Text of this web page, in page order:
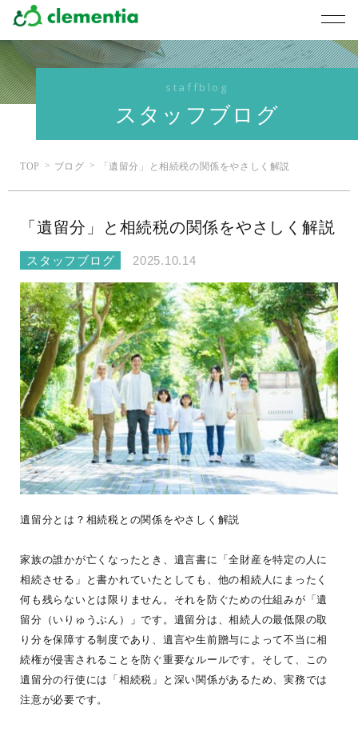
staffblog
スタッフブログ
TOP ブログ 「遺留分」と相続税の関係をやさしく解説
「遺留分」と相続税の関係をやさしく解説
スタッフブログ 2025.10.14
遺留分とは？相続税との関係をやさしく解説
家族の誰かが亡くなったとき、遺言書に「全財産を特定の人に
相続させる」と書かれていたとしても、他の相続人にまったく
何も残らないとは限りません。それを防ぐための仕組みが「遺
留分（いりゅうぶん）」です。遺留分は、相続人の最低限の取
り分を保障する制度であり、遺言や生前贈与によって不当に相
続権が侵害されることを防ぐ重要なルールです。そして、この
遺留分の行使には「相続税」と深い関係があるため、実務では
注意が必要です。